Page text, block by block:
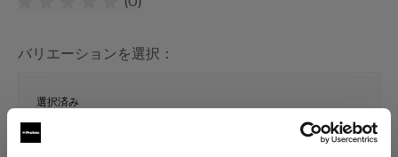
バリエーションを選択：
選択済み
ストリップライト L 120V